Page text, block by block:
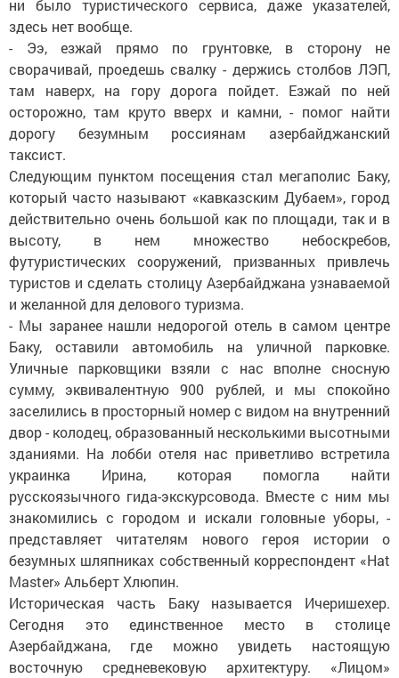
ни было туристического сервиса, даже указателей,
здесь нет вообще.
- Ээ, езжай прямо по грунтовке, в сторону не
сворачивай, проедешь свалку - держись столбов ЛЭП,
там наверх, на гору дорога пойдет. Езжай по ней
осторожно, там круто вверх и камни, - помог найти
дорогу безумным россиянам азербайджанский
таксист.
Следующим пунктом посещения стал мегаполис Баку,
который часто называют «кавказским Дубаем», город
действительно очень большой как по площади, так и в
высоту, в нем множество небоскребов,
футуристических сооружений, призванных привлечь
туристов и сделать столицу Азербайджана узнаваемой
и желанной для делового туризма.
- Мы заранее нашли недорогой отель в самом центре
Баку, оставили автомобиль на уличной парковке.
Уличные парковщики взяли с нас вполне сносную
сумму, эквивалентную 900 рублей, и мы спокойно
заселились в просторный номер с видом на внутренний
двор - колодец, образованный несколькими высотными
зданиями. На лобби отеля нас приветливо встретила
украинка Ирина, которая помогла найти
русскоязычного гида-экскурсовода. Вместе с ним мы
знакомились с городом и искали головные уборы, -
представляет читателям нового героя истории о
безумных шляпниках собственный корреспондент «Hat
Master» Альберт Хлюпин.
Историческая часть Баку называется Ичеришехер.
Сегодня это единственное место в столице
Азербайджана, где можно увидеть настоящую
восточную средневековую архитектуру. «Лицом»